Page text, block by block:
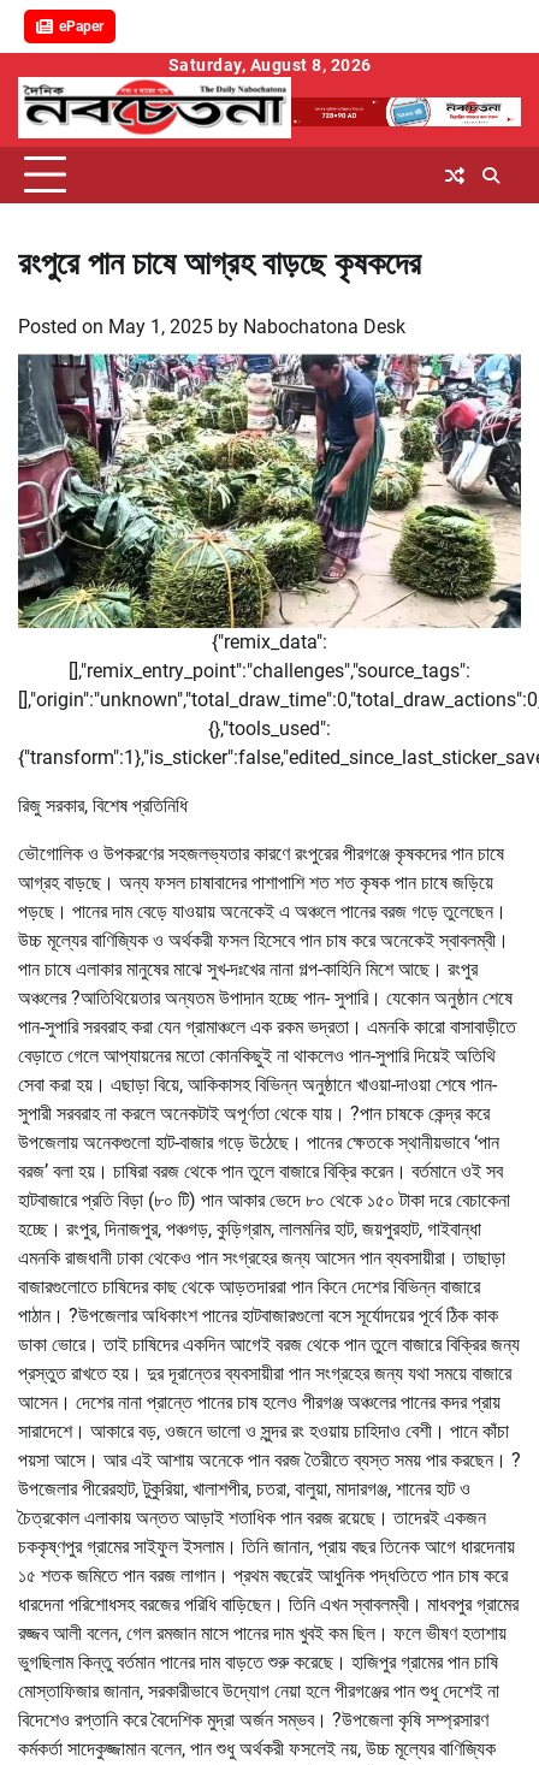
ePaper
content
Saturday, August 8, 2026
রংপুরে পান চাষে আগ্রহ বাড়ছে কৃষকদের
Posted on May 1, 2025 by Nabochatona Desk
{"remix_data":
[],"remix_entry_point":"challenges","source_tags":
{},"tools_used":
রিজু সরকার, বিশেষ প্রতিনিধি
ভৌগোলিক ও উপকরণের সহজলভ্যতার কারণে রংপুরের পীরগঞ্জে কৃষকদের পান চাষে
আগ্রহ বাড়ছে। অন্য ফসল চাষাবাদের পাশাপাশি শত শত কৃষক পান চাষে জড়িয়ে
পড়ছে। পানের দাম বেড়ে যাওয়ায় অনেকেই এ অঞ্চলে পানের বরজ গড়ে তুলেছেন।
উচ্চ মূল্যের বাণিজ্যিক ও অর্থকরী ফসল হিসেবে পান চাষ করে অনেকেই স্বাবলম্বী।
পান চাষে এলাকার মানুষের মাঝে সুখ-দঃখের নানা গল্প-কাহিনি মিশে আছে। রংপুর
অঞ্চলের ?আতিথিয়েতার অন্যতম উপাদান হচ্ছে পান- সুপারি। যেকোন অনুষ্ঠান শেষে
পান-সুপারি সরবরাহ করা যেন গ্রামাঞ্চলে এক রকম ভদ্রতা। এমনকি কারো বাসাবাড়ীতে
বেড়াতে গেলে আপ্যায়নের মতো কোনকিছুই না থাকলেও পান-সুপারি দিয়েই অতিথি
সেবা করা হয়। এছাড়া বিয়ে, আকিকাসহ বিভিন্ন অনুষ্ঠানে খাওয়া-দাওয়া শেষে পান-
সুপারী সরবরাহ না করলে অনেকটাই অপূর্ণতা থেকে যায়। ?পান চাষকে কেন্দ্র করে
উপজেলায় অনেকগুলো হাট-বাজার গড়ে উঠেছে। পানের ক্ষেতকে স্থানীয়ভাবে ‘পান
বরজ’ বলা হয়। চাষিরা বরজ থেকে পান তুলে বাজারে বিক্রি করেন। বর্তমানে ওই সব
হাটবাজারে প্রতি বিড়া (৮০ টি) পান আকার ভেদে ৮০ থেকে ১৫০ টাকা দরে বেচাকেনা
হচ্ছে। রংপুর, দিনাজপুর, পঞ্চগড়, কুড়িগ্রাম, লালমনির হাট, জয়পুরহাট, গাইবান্ধা
এমনকি রাজধানী ঢাকা থেকেও পান সংগ্রহের জন্য আসেন পান ব্যবসায়ীরা। তাছাড়া
বাজারগুলোতে চাষিদের কাছ থেকে আড়তদাররা পান কিনে দেশের বিভিন্ন বাজারে
পাঠান। ?উপজেলার অধিকাংশ পানের হাটবাজারগুলো বসে সূর্যোদয়ের পূর্বে ঠিক কাক
ডাকা ভোরে। তাই চাষিদের একদিন আগেই বরজ থেকে পান তুলে বাজারে বিক্রির জন্য
প্রস্তুত রাখতে হয়। দুর দূরান্তের ব্যবসায়ীরা পান সংগ্রহের জন্য যথা সময়ে বাজারে
আসেন। দেশের নানা প্রান্তে পানের চাষ হলেও পীরগঞ্জ অঞ্চলের পানের কদর প্রায়
সারাদেশে। আকারে বড়, ওজনে ভালো ও সুন্দর রং হওয়ায় চাহিদাও বেশী। পানে কাঁচা
পয়সা আসে। আর এই আশায় অনেকে পান বরজ তৈরীতে ব্যস্ত সময় পার করছেন। ?
উপজেলার পীরেরহাট, টুকুরিয়া, খালাশপীর, চতরা, বালুয়া, মাদারগঞ্জ, শানের হাট ও
চৈত্রকোল এলাকায় অন্তত আড়াই শতাধিক পান বরজ রয়েছে। তাদেরই একজন
চককৃষ্ণপুর গ্রামের সাইফুল ইসলাম। তিনি জানান, প্রায় বছর তিনেক আগে ধারদেনায়
১৫ শতক জমিতে পান বরজ লাগান। প্রথম বছরেই আধুনিক পদ্ধতিতে পান চাষ করে
ধারদেনা পরিশোধসহ বরজের পরিধি বাড়িছেন। তিনি এখন স্বাবলম্বী। মাধবপুর গ্রামের
রজ্জব আলী বলেন, গেল রমজান মাসে পানের দাম খুবই কম ছিল। ফলে ভীষণ হতাশায়
ভুগছিলাম কিন্তু বর্তমান পানের দাম বাড়তে শুরু করেছে। হাজিপুর গ্রামের পান চাষি
মোস্তাফিজার জানান, সরকারীভাবে উদ্যোগ নেয়া হলে পীরগঞ্জের পান শুধু দেশেই না
বিদেশেও রপ্তানি করে বৈদেশিক মুদ্রা অর্জন সম্ভব। ?উপজেলা কৃষি সম্প্রসারণ
কর্মকর্তা সাদেকুজ্জামান বলেন, পান শুধু অর্থকরী ফসলেই নয়, উচ্চ মূল্যের বাণিজ্যিক